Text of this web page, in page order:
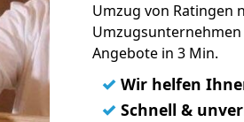
Umzug von Ratingen
Angebote in 3 Min.
✓ Wir helfen
✓ Schnell &